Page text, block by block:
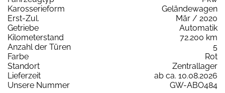
Karosserieform
Geländewagen
Erst-Zul.
Mär / 2020
Getriebe
Automatik
Kilometerstand
72.200 km
Anzahl der Türen
5
Farbe
Rot
Standort
Zentrallager
Lieferzeit
ab ca. 10.08.2026
Unsere Nummer
GW-ABO484